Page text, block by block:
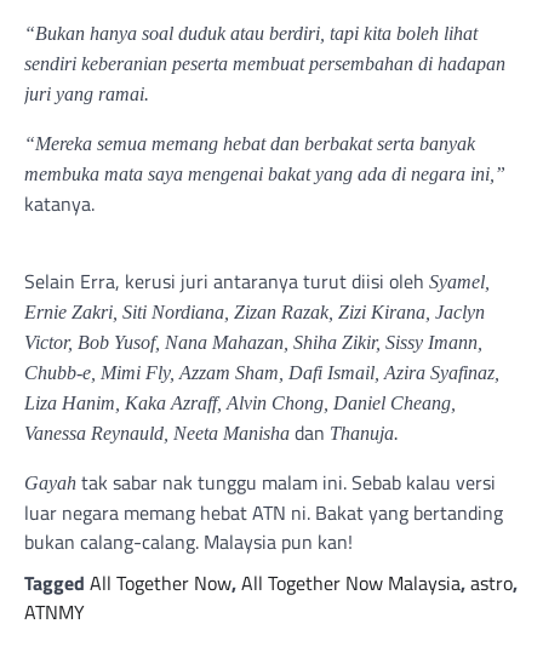
“Bukan hanya soal duduk atau berdiri, tapi kita boleh lihat
sendiri keberanian peserta membuat persembahan di hadapan
juri yang ramai.
“Mereka semua memang hebat dan berbakat serta banyak
membuka mata saya mengenai bakat yang ada di negara ini,”
katanya.
Selain Erra, kerusi juri antaranya turut diisi oleh Syamel,
Ernie Zakri, Siti Nordiana, Zizan Razak, Zizi Kirana, Jaclyn
Victor, Bob Yusof, Nana Mahazan, Shiha Zikir, Sissy Imann,
Chubb-e, Mimi Fly, Azzam Sham, Dafi Ismail, Azira Syafinaz,
Liza Hanim, Kaka Azraff, Alvin Chong, Daniel Cheang,
Vanessa Reynauld, Neeta Manisha dan Thanuja.
Gayah tak sabar nak tunggu malam ini. Sebab kalau versi
luar negara memang hebat ATN ni. Bakat yang bertanding
bukan calang-calang. Malaysia pun kan!
Tagged All Together Now,All Together Now Malaysia,astro,
ATNMY